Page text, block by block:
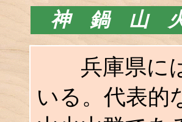
神 鍋 山
兵庫県には
いる。代表的